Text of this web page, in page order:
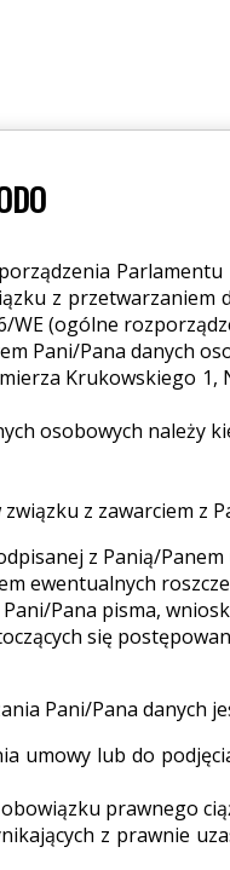
z przetwarzaniem
(ogólne
Pani/Pana danych
Krukowskiego 1,
osobowych należy
z zawarciem z
z Panią/Panem
ewentualnych
Pana pisma,
się
Pani/Pana danych
umowy lub do
prawnego
z prawnie